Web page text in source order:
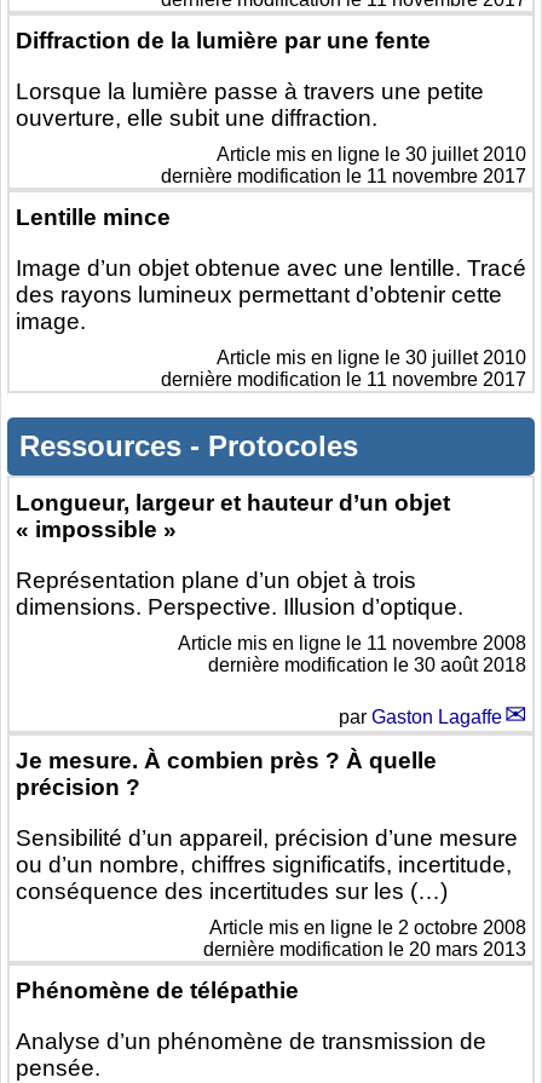
Diffraction de la lumière par une fente
Lorsque la lumière passe à travers une petite
ouverture, elle subit une diffraction.
Article mis en ligne le 30 juillet 2010
dernière modification le 11 novembre 2017
Lentille mince
Image d’un objet obtenue avec une lentille. Tracé
des rayons lumineux permettant d’obtenir cette
image.
Article mis en ligne le 30 juillet 2010
dernière modification le 11 novembre 2017
Ressources - Protocoles
Longueur, largeur et hauteur d’un objet
« impossible »
Représentation plane d’un objet à trois
dimensions. Perspective. Illusion d’optique.
Article mis en ligne le 11 novembre 2008
dernière modification le 30 août 2018
par Gaston Lagaffe
Je mesure. À combien près ? À quelle
précision ?
Sensibilité d’un appareil, précision d’une mesure
ou d’un nombre, chiffres significatifs, incertitude,
conséquence des incertitudes sur les (…)
Article mis en ligne le 2 octobre 2008
dernière modification le 20 mars 2013
Phénomène de télépathie
Analyse d’un phénomène de transmission de
pensée.